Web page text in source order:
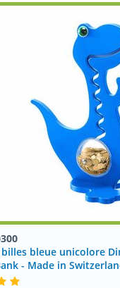
bleue unicolore
- Made in